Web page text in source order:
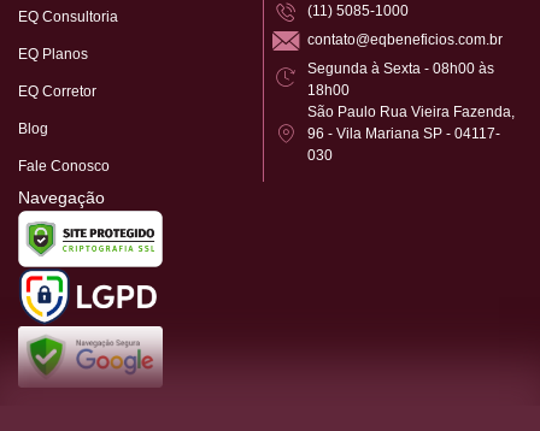
EQ Consultoria
EQ Planos
EQ Corretor
Blog
Fale Conosco
(11) 5085-1000
contato@eqbeneficios.com.br
Segunda à Sexta - 08h00 às
18h00
São Paulo Rua Vieira Fazenda,
96 - Vila Mariana SP - 04117-
030
Navegação